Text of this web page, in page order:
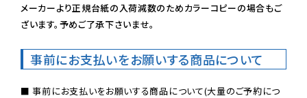
メーカーより正規台紙の入荷減数のためカラーコピーの場合もご
ざいます。予めご了承下さいませ。
事前にお支払いをお願いする商品について
■ 事前にお支払いをお願いする商品について(大量のご予約につ